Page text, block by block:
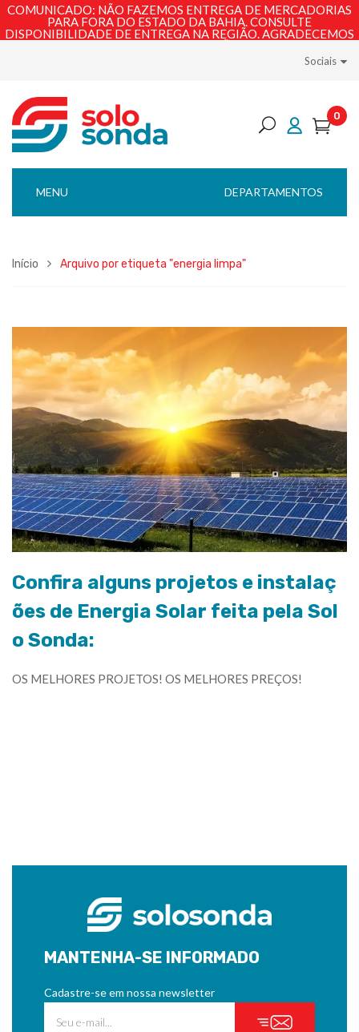
COMUNICADO: NÃO FAZEMOS ENTREGA DE MERCADORIAS
PARA FORA DO ESTADO DA BAHIA. CONSULTE
DISPONIBILIDADE DE ENTREGA NA REGIÃO. AGRADECEMOS
Sociais
0
DEPARTAMENTOS
MENU
Início Arquivo por etiqueta "energia limpa"
Confira alguns projetos e instalaç
ões de Energia Solar feita pela Sol
o Sonda:
OS MELHORES PROJETOS! OS MELHORES PREÇOS!
MANTENHA-SE INFORMADO
Cadastre-se em nossa newsletter